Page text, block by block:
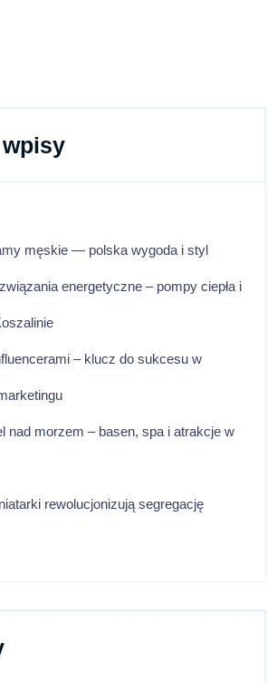
męskie — polska wygoda i styl
energetyczne – pompy ciepła i
– klucz do sukcesu w
nad morzem – basen, spa i atrakcje w
rewolucjonizują segregację